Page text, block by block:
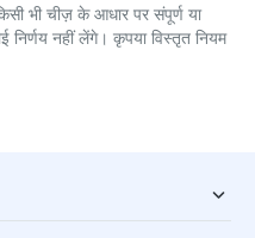
भी चीज़ के आधार पर संपूर्ण या
निर्णय नहीं लेंगे। कृपया विस्तृत नियम